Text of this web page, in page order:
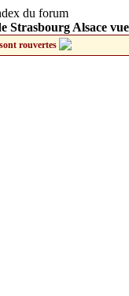
Strasbourg Alsace
rouvertes